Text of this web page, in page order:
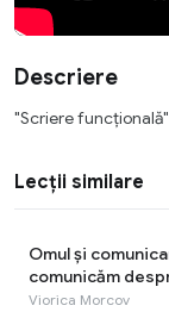
Descriere
"Scriere funcțională"
Lecții similare
Omul și
comunicăm
Viorica Morcov